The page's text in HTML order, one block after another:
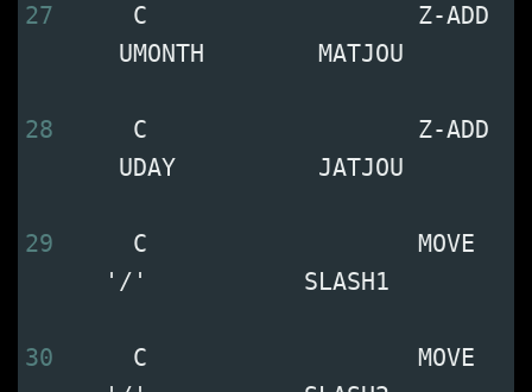
27
C                   Z-ADD
UMONTH        MATJOU
28
C                   Z-ADD
UDAY          JATJOU
29
C                   MOVE
'/'           SLASH1
30
C                   MOVE